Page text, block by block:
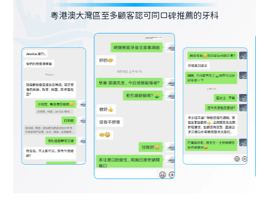
粵港澳大灣區至多顧客認可同口碑推薦的牙科